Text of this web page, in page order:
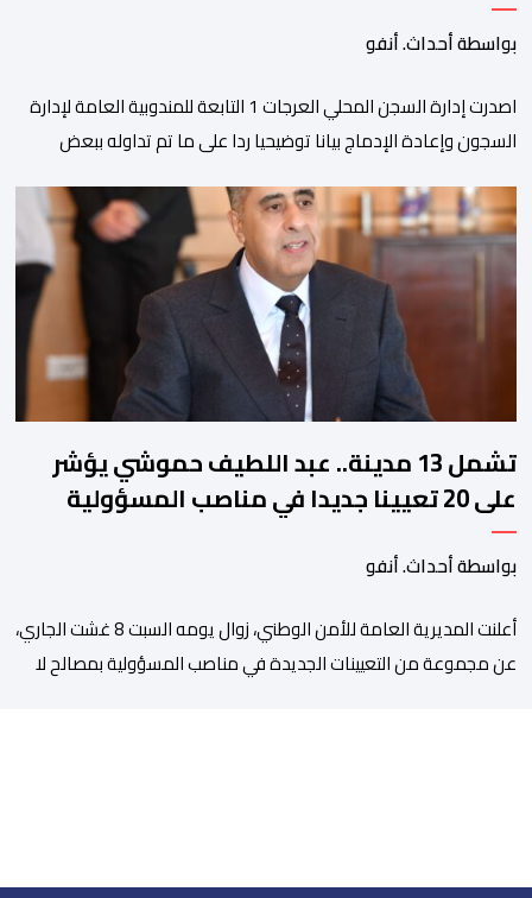
بواسطة أحداث. أنفو
اصدرت إدارة السجن المحلي العرجات 1 التابعة للمندوبية العامة لإدارة
السجون وإعادة الإدماج بيانا توضيحيا ردا على ما تم تداوله ببعض
زيان، المعتقل بالمؤسسة ذاتها، وذلك لتنوير الرأي العام بالحقائق
والمعطيات الدقيقة.واوضحت إدارة المؤسسة السجنية أن المعني
بالأمر يستفيد منذ إيداعه من تتبع طبي منتظم ومستمر وفقا […]
تشمل 13 مدينة.. عبد اللطيف حموشي يؤشر
على 20 تعيينا جديدا في مناصب المسؤولية
بمصالح الأمن الوطني
بواسطة أحداث. أنفو
أعلنت المديرية العامة للأمن الوطني، زوال يومه السبت 8 غشت الجاري،
عن مجموعة من التعيينات الجديدة في مناصب المسؤولية بمصالح لا